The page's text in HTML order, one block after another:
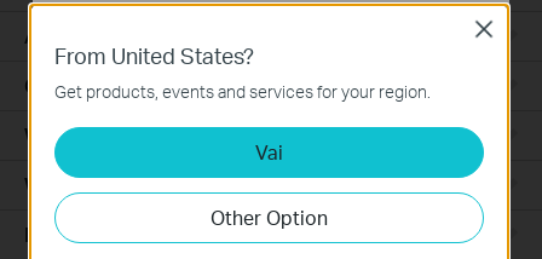
Accessori per Robot Aspirapolvere
Ceiling Mount
Wi-Fi
Wall Plate
Desktop
From United States?
Get products, events and services for your region.
Vai
Other Option
Close
Questi cookies sono necessari per il corretto
funzionamento del sito e non possono essere disattivati
nel tuo sistema.
Analytics e Marketing Cookies
I cookies analitici ci permettono di analizzare le tue
attività sul nostro sito allo scopo di migliorarne le
funzionalità.